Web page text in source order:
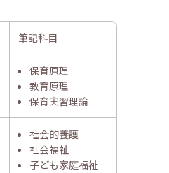
筆記科目
保育原理
教育原理
保育実習理論
社会的養護
社会福祉
子ども家庭福祉